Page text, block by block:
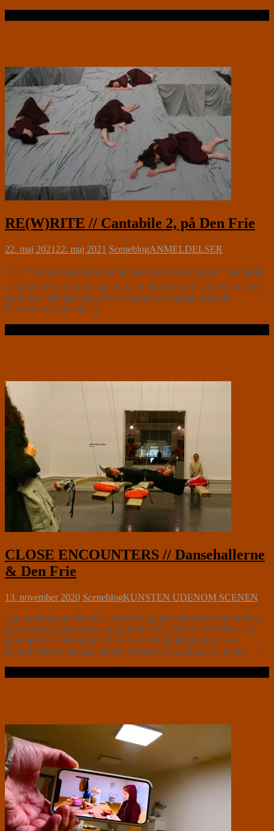
RE(W)RITE // Cantabile 2, på Den Frie
22. maj 2021 22. maj 2021 SceneblogANMELDELSER
⭐⭐⭐ “Do you remember all the beds you have slept in?” Cantabile
2 har igennem rigtig mange år været eksponent for immersivt teater
med deres helt egen stil, hvor betegnelsen Human Specific
Performance har sat[…]
CLOSE ENCOUNTERS // Dansehallerne
& Den Frie
13. november 2020 SceneblogKUNSTEN UDENOM SCENEN
Zen øjeblikke på Den Frie. Interdisciplinær kunst har altid været et
hjertebarn på Sceneblog, og med CLOSE ENCOUNTERS – en
koreografisk udstilling på Den Frie Udstillingsbygning, hvor
Dansehallernes direktør Danjel Andersson har kurateret, er en[…]